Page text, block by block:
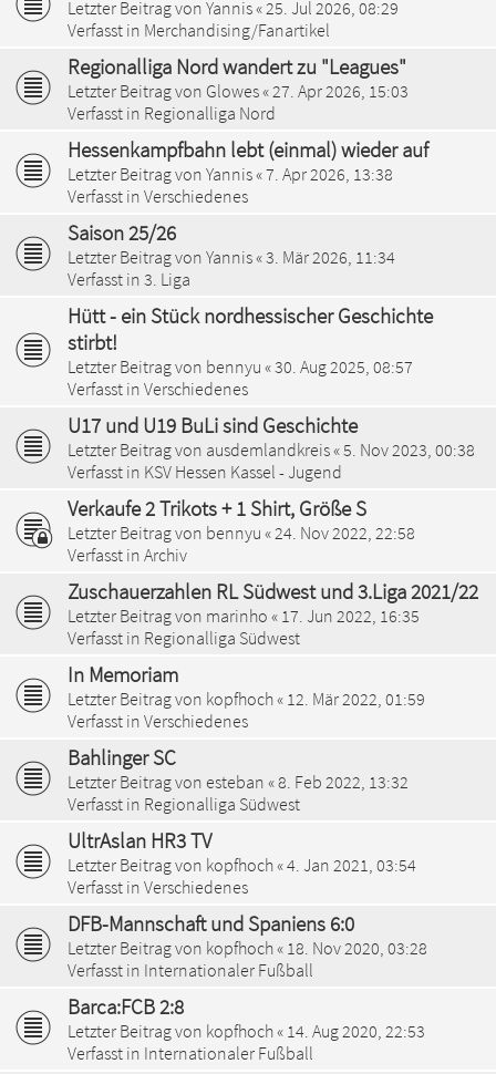
Letzter Beitrag von Yannis« 25. Jul 2026, 08:29
Verfasst in Merchandising/Fanartikel
Regionalliga Nord wandert zu "Leagues"
Letzter Beitrag von Glowes« 27. Apr 2026, 15:03
Verfasst in Regionalliga Nord
Hessenkampfbahn lebt (einmal) wieder auf
Letzter Beitrag von Yannis«7. Apr 2026, 13:38
Verfasst in Verschiedenes
Saison 25/26
Letzter Beitrag von Yannis«3. Mär 2026, 11:34
Verfasst in 3. Liga
Hütt - ein Stück nordhessischer Geschichte
stirbt!
Letzter Beitrag von bennyu «30. Aug 2025, 08:57
Verfasst in Verschiedenes
U17 und U19 BuLi sind Geschichte
Letzter Beitrag von ausdemlandkreis«5. Nov 2023, 00:38
Verfasst in KSV Hessen Kassel - Jugend
Verkaufe 2 Trikots + 1 Shirt, Größe S
Letzter Beitrag von bennyu « 24. Nov 2022, 22:58
Verfasst in Archiv
Zuschauerzahlen RL Südwest und 3.Liga 2021/22
Letzter Beitrag von marinho « 17. Jun 2022, 16:35
Verfasst in Regionalliga Südwest
In Memoriam
Letzter Beitrag von kopfhoch« 12. Mär 2022, 01:59
Verfasst in Verschiedenes
Bahlinger SC
Letzter Beitrag von esteban «8. Feb 2022, 13:32
Verfasst in Regionalliga Südwest
UltrAslan HR3 TV
Letzter Beitrag von kopfhoch«4. Jan 2021, 03:54
Verfasst in Verschiedenes
DFB-Mannschaft und Spaniens 6:0
Letzter Beitrag von kopfhoch« 18. Nov 2020, 03:28
Verfasst in Internationaler Fußball
Barca:FCB 2:8
Letzter Beitrag von kopfhoch« 14. Aug 2020, 22:53
Verfasst in Internationaler Fußball